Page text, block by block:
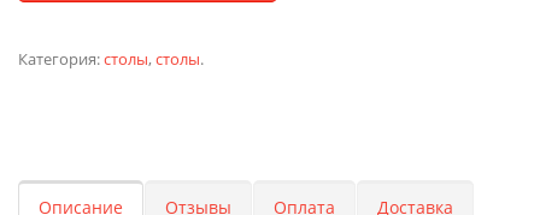
Категория:столы,столы.
Описание Отзывы Оплата Доставка